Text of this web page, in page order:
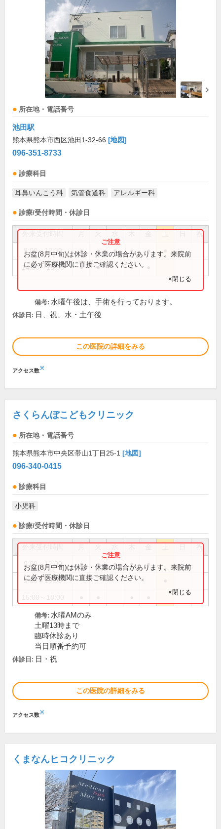
所在地・電話番号
池田駅
熊本県熊本市西区池田1-32-66 [地図]
096-351-8733
診療科目
耳鼻いんこう科 気管食道科 アレルギー科
診療/受付時間・休診日
祝
9:00～12:30 ● ● ● ● ●
14:30～18:00 ● ● ●
お盆(8月中旬)は休診・休業の場合があります。来院前
に必ず医療機関に直接ご確認ください。
×閉じる
備考: 水曜午後は、手術を行っております。
休診日: 日、祝、水・土午後
この医院の詳細をみる
アクセス数※
さくらんぼこどもクリニック
所在地・電話番号
熊本県熊本市中央区帯山1丁目25-1 [地図]
096-340-0415
診療科目
小児科
診療/受付時間・休診日
祝
9:00～12:00 ● ● ● ● ●
9:00～13:00
お盆(8月中旬)は休診・休業の場合があります。来院前
に必ず医療機関に直接ご確認ください。
×閉じる
備考: 水曜AMのみ
土曜13時まで
臨時休診あり
当日順番予約可
休診日: 日・祝
この医院の詳細をみる
アクセス数※
くまなんヒコクリニック